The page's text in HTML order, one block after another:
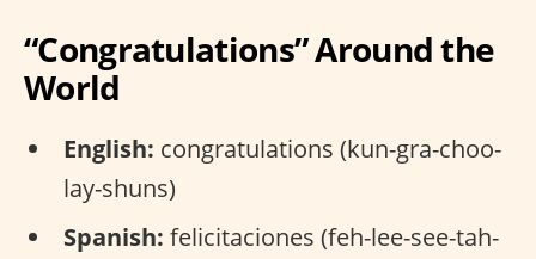
“Congratulations” Around the
World
English: congratulations (kun-gra-choo-
lay-shuns)
Spanish: felicitaciones (feh-lee-see-tah-